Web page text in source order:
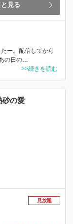
見る
ー。配信してから
の日の…
>>続きを読む
砂の愛
見放題